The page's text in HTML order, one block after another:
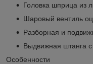
Головка шприца из
Шаровый вентиль
Разборная и
Выдвижная штанга с
Особенности